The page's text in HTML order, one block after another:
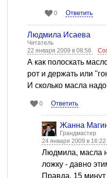
0 Ответить
Людмила Исаева
Читатель
22 января 2009 в 08:56
А как полоскать
рот и держать или
И сколько масла
0 Ответить
Жанна
Грандмастер
24 января 2009 в 16:22
Людмила, масла
ложку - давно
Правда, 15